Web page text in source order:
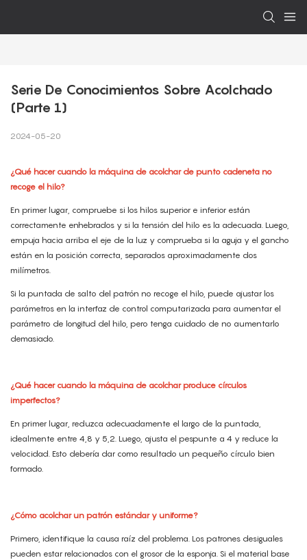
Serie De Conocimientos Sobre Acolchado
(Parte 1)
2024-05-20
¿Qué hacer cuando la máquina de acolchar de punto cadeneta no
recoge el hilo?
En primer lugar, compruebe si los hilos superior e inferior están
correctamente enhebrados y si la tensión del hilo es la adecuada. Luego,
empuja hacia arriba el eje de la luz y comprueba si la aguja y el gancho
están en la posición correcta, separados aproximadamente dos
milímetros.
Si la puntada de salto del patrón no recoge el hilo, puede ajustar los
parámetros en la interfaz de control computarizada para aumentar el
parámetro de longitud del hilo, pero tenga cuidado de no aumentarlo
demasiado.
¿Qué hacer cuando la máquina de acolchar produce círculos
imperfectos?
En primer lugar, reduzca adecuadamente el largo de la puntada,
idealmente entre 4,8 y 5,2. Luego, ajusta el pespunte a 4 y reduce la
velocidad. Esto debería dar como resultado un pequeño círculo bien
formado.
¿Cómo acolchar un patrón estándar y uniforme?
Primero, identifique la causa raíz del problema. Los patrones desiguales
pueden estar relacionados con el grosor de la esponja. Si el material base